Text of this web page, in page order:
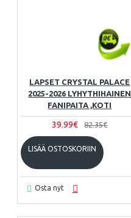
LAPSET CRYSTAL PALACE
2025-2026 LYHYTHIHAINEN
FANIPAITA ,KOTI
39.99€ 82.35€
LISÄÄ OSTOSKORIIN
Osta nyt